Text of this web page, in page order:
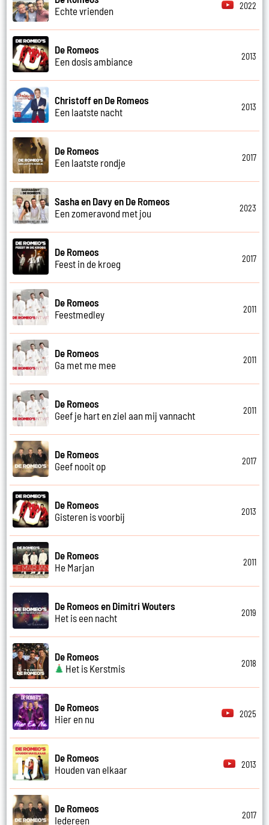
Echte vrienden
2022
De Romeos
Een dosis ambiance
2013
Christoff en De Romeos
Een laatste nacht
2013
De Romeos
Een laatste rondje
2017
Sasha en Davy en De Romeos
Een zomeravond met jou
2023
De Romeos
Feest in de kroeg
2017
De Romeos
Feestmedley
2011
De Romeos
Ga met me mee
2011
De Romeos
Geef je hart en ziel aan mij vannacht
2011
De Romeos
Geef nooit op
2017
De Romeos
Gisteren is voorbij
2013
De Romeos
He Marjan
2011
De Romeos en Dimitri Wouters
Het is een nacht
2019
De Romeos
Het is Kerstmis
2018
De Romeos
Hier en nu
2025
De Romeos
Houden van elkaar
2013
De Romeos
Iedereen
2017